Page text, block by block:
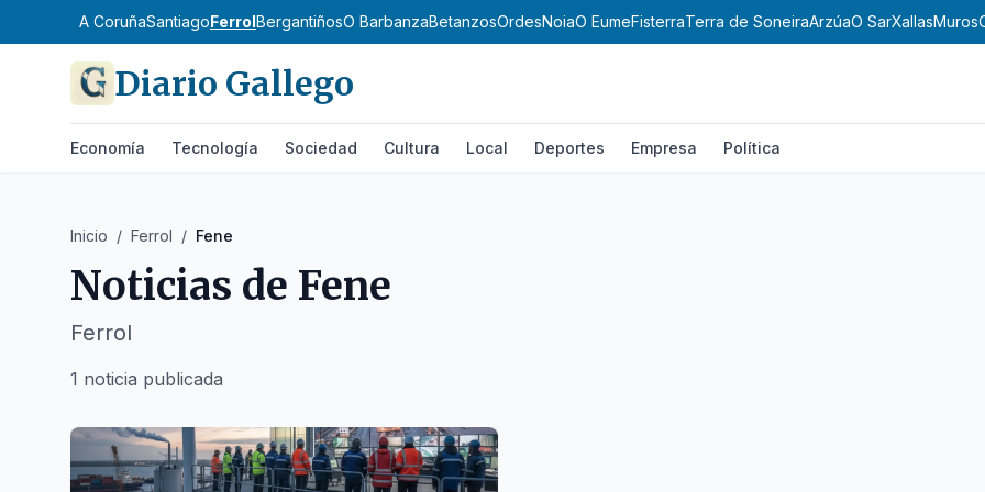
A CoruñaSantiagoFerrolBergantiñosO BarbanzaBetanzosOrdesNoiaO EumeFisterraTerra de SoneiraArzúaO SarXallasMuros
Diario Gallego
Economía Tecnología Sociedad Cultura Local Deportes Empresa Política
Inicio / Ferrol / Fene
Noticias de Fene
Ferrol
1 noticia publicada